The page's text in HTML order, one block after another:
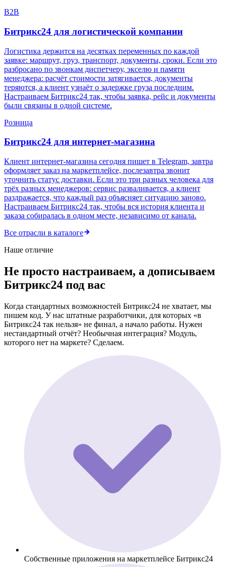
B2B
Битрикс24 для логистической компании
Логистика держится на десятках переменных по каждой
заявке: маршрут, груз, транспорт, документы, сроки. Если это
разбросано по звонкам диспетчеру, экселю и памяти
менеджера: расчёт стоимости затягивается, документы
теряются, а клиент узнаёт о задержке груза последним.
Настраиваем Битрикс24 так, чтобы заявка, рейс и документы
были связаны в одной системе.
Розница
Битрикс24 для интернет-магазина
Клиент интернет-магазина сегодня пишет в Telegram, завтра
оформляет заказ на маркетплейсе, послезавтра звонит
уточнить статус доставки. Если это три разных человека для
трёх разных менеджеров: сервис разваливается, а клиент
раздражается, что каждый раз объясняет ситуацию заново.
Настраиваем Битрикс24 так, чтобы вся история клиента и
заказа собиралась в одном месте, независимо от канала.
Все отрасли в каталоге
Наше отличие
Не просто настраиваем, а дописываем
Битрикс24 под вас
Когда стандартных возможностей Битрикс24 не хватает, мы
пишем код. У нас штатные разработчики, для которых «в
Битрикс24 так нельзя» не финал, а начало работы. Нужен
нестандартный отчёт? Необычная интеграция? Модуль,
которого нет на маркете? Сделаем.
Собственные приложения на маркетплейсе Битрикс24